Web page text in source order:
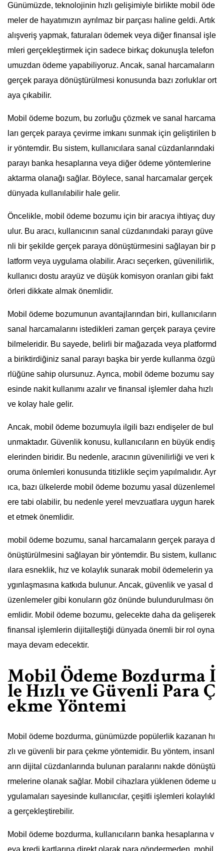
Günümüzde, teknolojinin hızlı gelişimiyle birlikte mobil öde
meler de hayatımızın ayrılmaz bir parçası haline geldi. Artık
alışveriş yapmak, faturaları ödemek veya diğer finansal işle
mleri gerçekleştirmek için sadece birkaç dokunuşla telefon
umuzdan ödeme yapabiliyoruz. Ancak, sanal harcamaların
gerçek paraya dönüştürülmesi konusunda bazı zorluklar ort
aya çıkabilir.
Mobil ödeme bozum, bu zorluğu çözmek ve sanal harcama
ları gerçek paraya çevirme imkanı sunmak için geliştirilen b
ir yöntemdir. Bu sistem, kullanıcılara sanal cüzdanlarındaki
parayı banka hesaplarına veya diğer ödeme yöntemlerine
aktarma olanağı sağlar. Böylece, sanal harcamalar gerçek
dünyada kullanılabilir hale gelir.
Öncelikle, mobil ödeme bozumu için bir aracıya ihtiyaç duy
ulur. Bu aracı, kullanıcının sanal cüzdanındaki parayı güve
nli bir şekilde gerçek paraya dönüştürmesini sağlayan bir p
latform veya uygulama olabilir. Aracı seçerken, güvenilirlik,
kullanıcı dostu arayüz ve düşük komisyon oranları gibi fakt
örleri dikkate almak önemlidir.
Mobil ödeme bozumunun avantajlarından biri, kullanıcıların
sanal harcamalarını istedikleri zaman gerçek paraya çevire
bilmeleridir. Bu sayede, belirli bir mağazada veya platformd
a biriktirdiğiniz sanal parayı başka bir yerde kullanma özgü
rlüğüne sahip olursunuz. Ayrıca, mobil ödeme bozumu say
esinde nakit kullanımı azalır ve finansal işlemler daha hızlı
ve kolay hale gelir.
Ancak, mobil ödeme bozumuyla ilgili bazı endişeler de bul
unmaktadır. Güvenlik konusu, kullanıcıların en büyük endiş
elerinden biridir. Bu nedenle, aracının güvenilirliği ve veri k
oruma önlemleri konusunda titizlikle seçim yapılmalıdır. Ayr
ıca, bazı ülkelerde mobil ödeme bozumu yasal düzenlemel
ere tabi olabilir, bu nedenle yerel mevzuatlara uygun harek
et etmek önemlidir.
mobil ödeme bozumu, sanal harcamaların gerçek paraya d
önüştürülmesini sağlayan bir yöntemdir. Bu sistem, kullanıc
ılara esneklik, hız ve kolaylık sunarak mobil ödemelerin ya
ygınlaşmasına katkıda bulunur. Ancak, güvenlik ve yasal d
üzenlemeler gibi konuların göz önünde bulundurulması ön
emlidir. Mobil ödeme bozumu, gelecekte daha da gelişerek
finansal işlemlerin dijitalleştiği dünyada önemli bir rol oyna
maya devam edecektir.
Mobil Ödeme Bozdurma İ
le Hızlı ve Güvenli Para Ç
ekme Yöntemi
Mobil ödeme bozdurma, günümüzde popülerlik kazanan hı
zlı ve güvenli bir para çekme yöntemidir. Bu yöntem, insanl
arın dijital cüzdanlarında bulunan paralarını nakde dönüştü
rmelerine olanak sağlar. Mobil cihazlara yüklenen ödeme u
ygulamaları sayesinde kullanıcılar, çeşitli işlemleri kolaylıkl
a gerçekleştirebilir.
Mobil ödeme bozdurma, kullanıcıların banka hesaplarına v